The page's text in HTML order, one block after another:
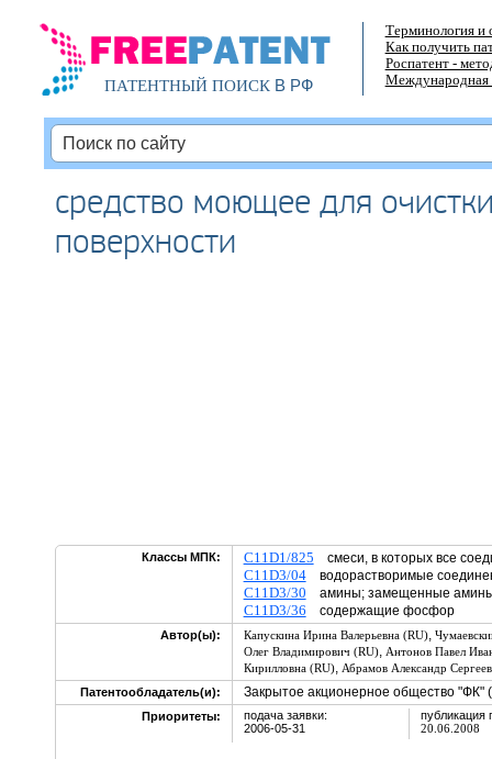
ПАТЕНТНЫЙ ПОИСКВ РФ
Терминология и
Как получить
Роспатент -
Международная
средство моющее для
поверхности
Классы МПК: C11D1/825 смеси, в которых все
C11D3/04водорастворимые
C11D3/30 амины; замещенные
C11D3/36 содержащие фосфор
Автор(ы): Капускина Ирина Валерьевна (RU),
Олег Владимирович (RU), Антонов Павел
Кирилловна (RU), Абрамов Александр
Патентообладатель(и):
Закрытое акционерное общество "ФК"
Приоритеты:
подача заявки:
2006-05-31
публикация
20.06.2008